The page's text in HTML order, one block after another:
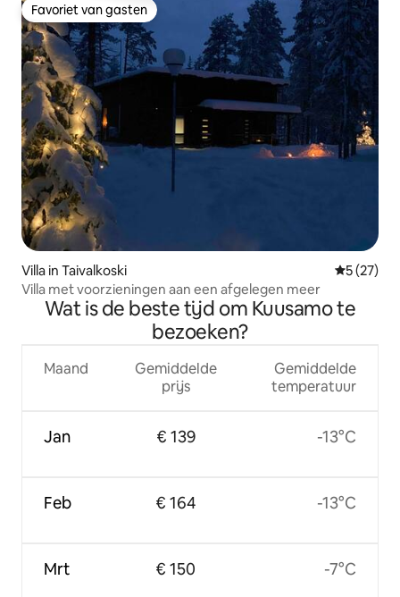
Favoriet van gasten
Favoriet van gasten
Villa in Taivalkoski
5 (27)
Villa met voorzieningen aan een afgelegen meer
Wat is de beste tijd om Kuusamo te
bezoeken?
Maand
Jan
Feb
Mrt
Gemiddelde
prijs
€ 139
€ 164
€ 150
Gemiddelde
temperatuur
-13°C
-13°C
-7°C